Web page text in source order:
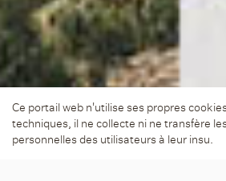
Ce portail web n'utilise ses propres
techniques, il ne collecte ni ne transfère
personnelles des utilisateurs à leur insu.